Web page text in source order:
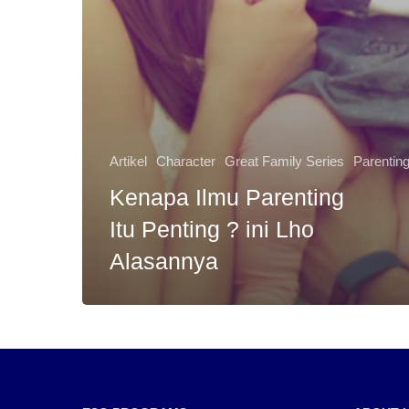
Artikel Character Great Family Series Parenting
Kenapa Ilmu Parenting
Itu Penting ? ini Lho
Alasannya